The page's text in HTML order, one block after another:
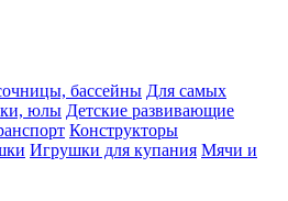
бассейны Для самых
юлы Детские развивающие
Конструкторы
Игрушки для купания Мячи и